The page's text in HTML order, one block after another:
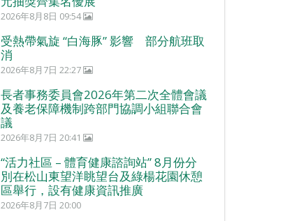
2026年8月8日 09:54
受熱帶氣旋 “白海豚” 影響 部分航班取
消
2026年8月7日 22:27
長者事務委員會2026年第二次全體會議
及養老保障機制跨部門協調小組聯合會
議
2026年8月7日 20:41
“活力社區 – 體育健康諮詢站” 8月份分
別在松山東望洋眺望台及綠楊花園休憩
區舉行，設有健康資訊推廣
2026年8月7日 20:00